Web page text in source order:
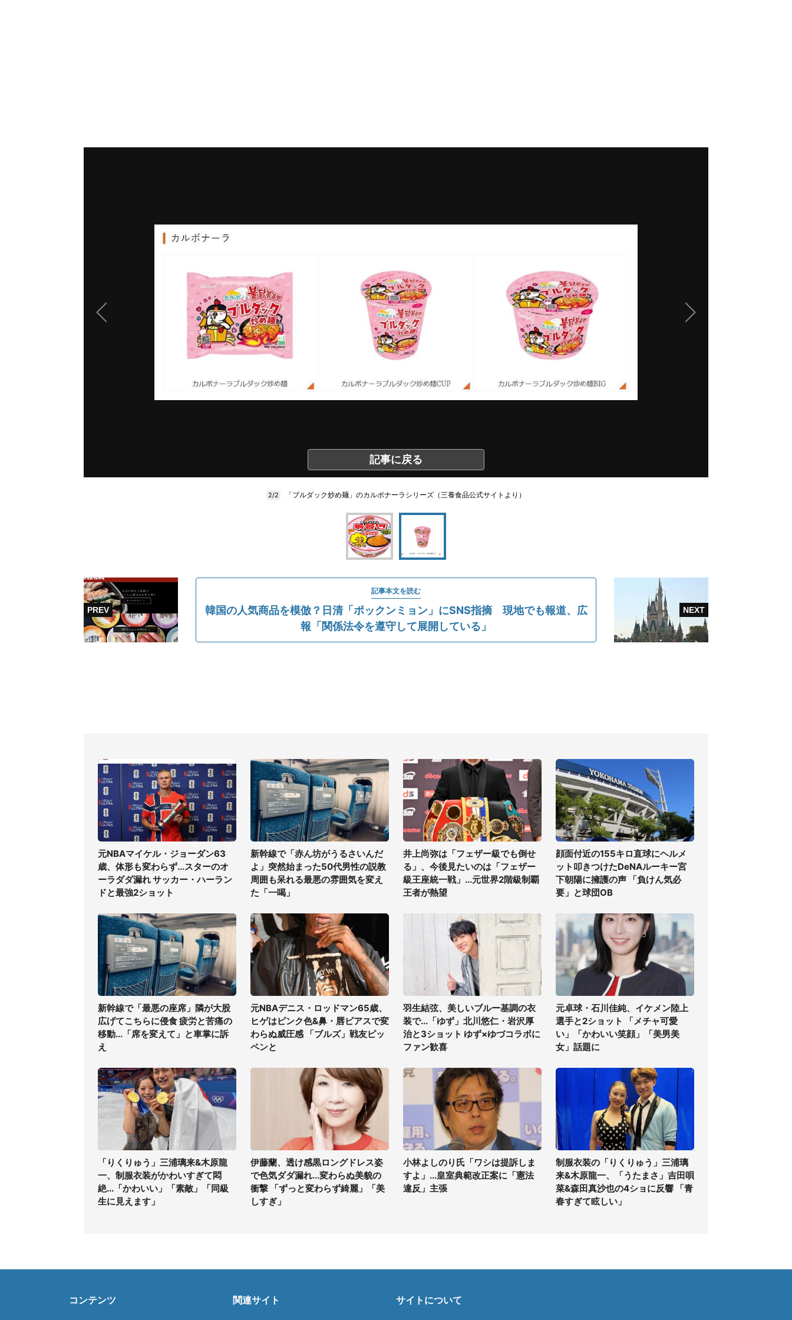
記事に戻る
2/2 「ブルダック炒め麺」のカルボナーラシリーズ（三養食品公式サイトより）
記事本文を読む
韓国の人気商品を模倣？日清「ポックンミョン」にSNS指摘 現地でも報道、広
報「関係法令を遵守して展開している」
元NBAマイケル・ジョーダン63
歳、体形も変わらず...スターのオ
ーラダダ漏れ サッカー・ハーラン
ドと最強2ショット
新幹線で「赤ん坊がうるさいんだ
よ」突然始まった50代男性の説教
周囲も呆れる最悪の雰囲気を変え
た「一喝」
井上尚弥は「フェザー級でも倒せ
る」、今後見たいのは「フェザー
級王座統一戦」...元世界2階級制覇
王者が熱望
顔面付近の155キロ直球にヘルメ
ット叩きつけたDeNAルーキー宮
下朝陽に擁護の声 「負けん気必
要」と球団OB
新幹線で「最悪の座席」隣が大股
広げてこちらに侵食 疲労と苦痛の
移動...「席を変えて」と車掌に訴
え
元NBAデニス・ロッドマン65歳、
ヒゲはピンク色&鼻・唇ピアスで変
わらぬ威圧感 「ブルズ」戦友ピッ
ペンと
羽生結弦、美しいブルー基調の衣
装で...「ゆず」北川悠仁・岩沢厚
治と3ショット ゆず×ゆづコラボに
ファン歓喜
元卓球・石川佳純、イケメン陸上
選手と2ショット 「メチャ可愛
い」「かわいい笑顔」「美男美
女」話題に
「りくりゅう」三浦璃来&木原龍
一、制服衣装がかわいすぎて悶
絶...「かわいい」「素敵」「同級
生に見えます」
伊藤蘭、透け感黒ロングドレス姿
で色気ダダ漏れ...変わらぬ美貌の
衝撃 「ずっと変わらず綺麗」「美
しすぎ」
小林よしのり氏「ワシは提訴しま
すよ」...皇室典範改正案に「憲法
違反」主張
制服衣装の「りくりゅう」三浦璃
来&木原龍一、「うたまさ」吉田唄
菜&森田真沙也の4ショに反響 「青
春すぎて眩しい」
コンテンツ 関連サイト サイトについて